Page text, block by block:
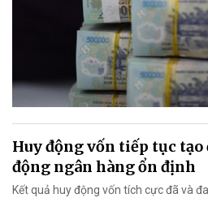
Huy động vốn tiếp tục
động ngân hàng ổn định
Kết quả huy động vốn tích cực đã và